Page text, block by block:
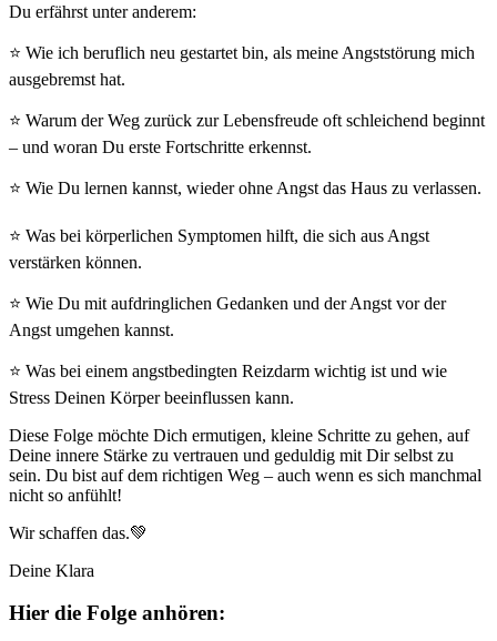
Du erfährst unter anderem:
⭐ Wie ich beruflich neu gestartet bin, als meine Angststörung mich
ausgebremst hat.
⭐ Warum der Weg zurück zur Lebensfreude oft schleichend beginnt
– und woran Du erste Fortschritte erkennst.
⭐ Wie Du lernen kannst, wieder ohne Angst das Haus zu verlassen.
⭐ Was bei körperlichen Symptomen hilft, die sich aus Angst
verstärken können.
⭐ Wie Du mit aufdringlichen Gedanken und der Angst vor der
Angst umgehen kannst.
⭐ Was bei einem angstbedingten Reizdarm wichtig ist und wie
Stress Deinen Körper beeinflussen kann.
Diese Folge möchte Dich ermutigen, kleine Schritte zu gehen, auf
Deine innere Stärke zu vertrauen und geduldig mit Dir selbst zu
sein. Du bist auf dem richtigen Weg – auch wenn es sich manchmal
nicht so anfühlt!
Wir schaffen das.💚
Deine Klara
Hier die Folge anhören: